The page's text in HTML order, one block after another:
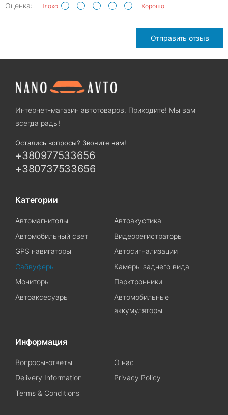
Оценка: Плохо Хорошо
Отправить отзыв
Интернет-магазин автотоваров. Приходите! Мы вам
всегда рады!
Остались вопросы? Звоните нам!
+380977533656
+380737533656
Категории
Автомагнитолы
Автоакустика
Автомобильный свет
Видеорегистраторы
GPS навигаторы
Автосигнализации
Сабвуферы
Камеры заднего вида
Мониторы
Парктронники
Автоаксесуары
Автомобильные
аккумуляторы
Информация
Вопросы-ответы
О нас
Delivery Information
Privacy Policy
Terms & Conditions